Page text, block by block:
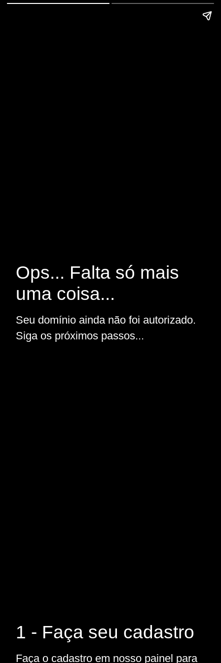
Ops... Falta só mais
uma coisa...
Seu domínio ainda não foi autorizado.
Siga os próximos passos...
1 - Faça seu cadastro
Faça o cadastro em nosso painel para